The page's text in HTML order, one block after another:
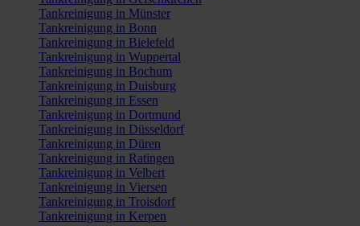
Tankreinigung in Münster
Tankreinigung in Bonn
Tankreinigung in Bielefeld
Tankreinigung in Wuppertal
Tankreinigung in Bochum
Tankreinigung in Duisburg
Tankreinigung in Essen
Tankreinigung in Dortmund
Tankreinigung in Düsseldorf
Tankreinigung in Düren
Tankreinigung in Ratingen
Tankreinigung in Velbert
Tankreinigung in Viersen
Tankreinigung in Troisdorf
Tankreinigung in Kerpen